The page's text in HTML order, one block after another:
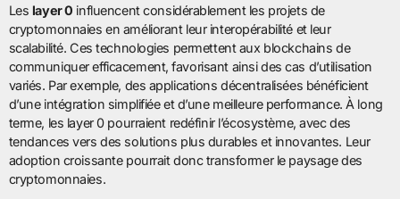
Les layer 0 influencent considérablement les projets de
cryptomonnaies en améliorant leur interopérabilité et leur
scalabilité. Ces technologies permettent aux blockchains de
communiquer efficacement, favorisant ainsi des cas d’utilisation
variés. Par exemple, des applications décentralisées bénéficient
d’une intégration simplifiée et d’une meilleure performance. À long
terme, les layer 0 pourraient redéfinir l’écosystème, avec des
tendances vers des solutions plus durables et innovantes. Leur
adoption croissante pourrait donc transformer le paysage des
cryptomonnaies.